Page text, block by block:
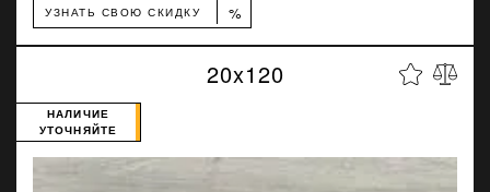
УЗНАТЬ СВОЮ СКИДКУ %
20x120
НАЛИЧИЕ
УТОЧНЯЙТЕ